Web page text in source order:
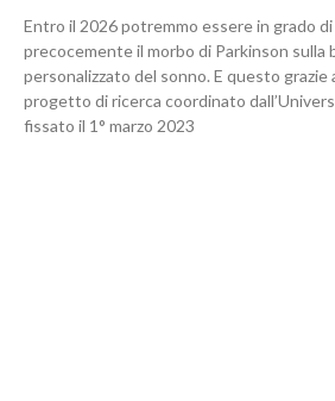
Entro il 2026 potremmo essere in grado
precocemente il morbo di Parkinson sulla
personalizzato del sonno. E questo grazie
progetto di ricerca coordinato
fissato il 1° marzo 2023